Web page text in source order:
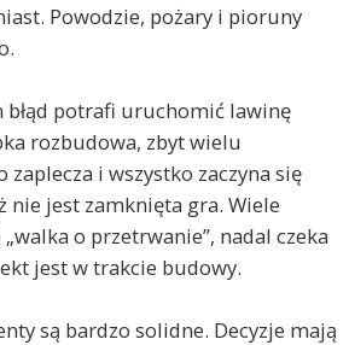
Powodzie, pożary i pioruny
błąd potrafi uruchomić lawinę
rozbudowa, zbyt wielu
zaplecza i wszystko zaczyna się
nie jest zamknięta gra. Wiele
o przetrwanie”, nadal czeka
jest w trakcie budowy.
są bardzo solidne. Decyzje mają